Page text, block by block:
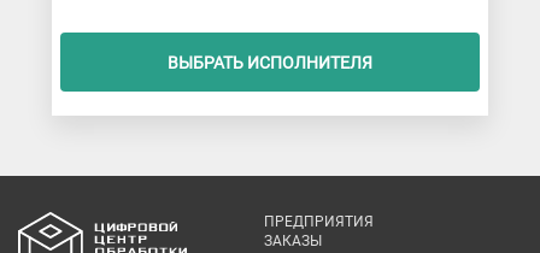
ВЫБРАТЬ ИСПОЛНИТЕЛЯ
ПРЕДПРИЯТИЯ
ЗАКАЗЫ